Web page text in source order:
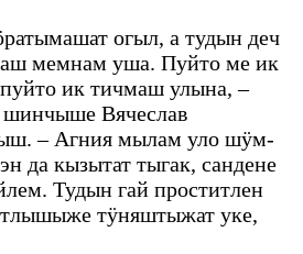
огыл, а тудын деч
мемнам уша. Пуйто ме ик
ик тичмаш улына, –
Вячеслав
– Агния мылам уло шӱм-
да кызытат тыгак, сандене
Тудын гай проститлен
тӱняштыжат уке,